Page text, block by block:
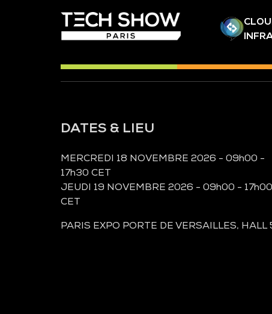
DATES & LIEU
MERCREDI 18 NOVEMBRE 2026 - 09h00 -
17h30 CET
JEUDI 19 NOVEMBRE 2026 - 09h00 - 17h00
CET
PARIS EXPO PORTE DE VERSAILLES, HALL